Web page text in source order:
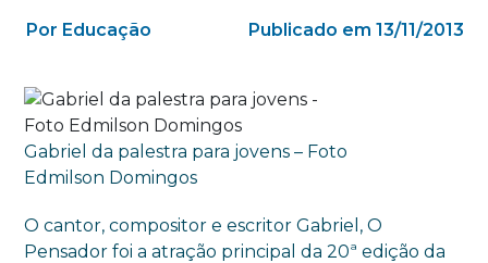
Por Educação Publicado em 13/11/2013
Gabriel da palestra para jovens – Foto
Edmilson Domingos
O cantor, compositor e escritor Gabriel, O
Pensador foi a atração principal da 20ª edição da